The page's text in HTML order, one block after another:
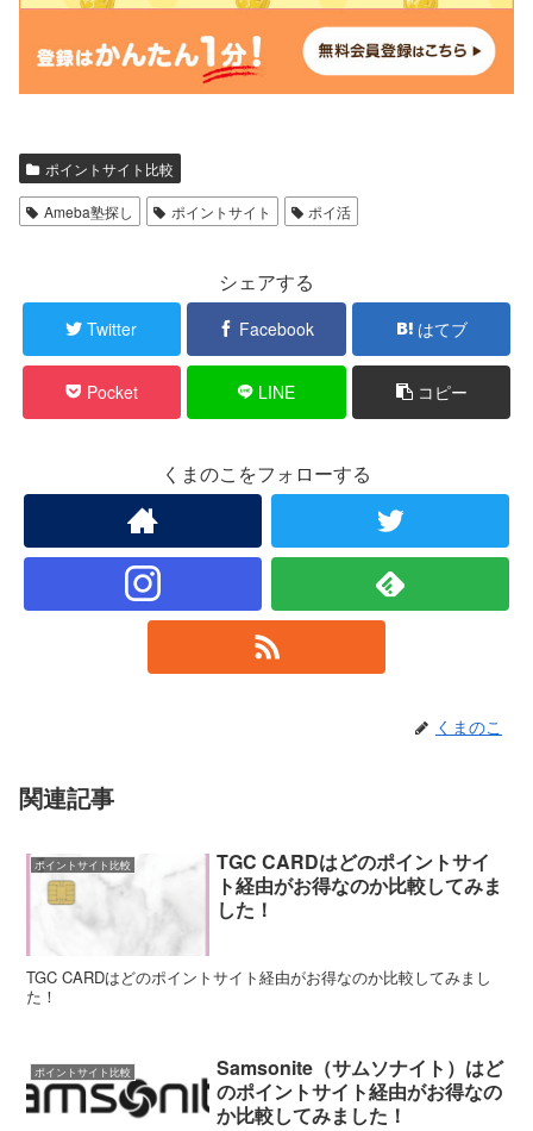
ポイントサイト比較
Ameba塾探し ポイントサイト ポイ活
シェアする
Twitter Facebook はてブ
Pocket LINE コピー
くまのこをフォローする
くまのこ
関連記事
ポイントサイト比較
TGC CARDはどのポイントサイ
ト経由がお得なのか比較してみま
した！
TGC CARDはどのポイントサイト経由がお得なのか比較してみまし
た！
ポイントサイト比較
Samsonite（サムソナイト）はど
のポイントサイト経由がお得なの
か比較してみました！